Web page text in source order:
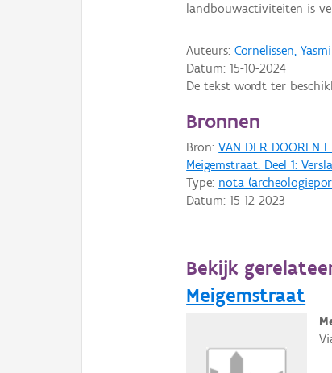
landbouwactiviteiten is
Auteurs:Cornelissen,
Datum:15-10-2024
De tekst wordt ter
Bronnen
Bron:VAN DER DOOREN
Meigemstraat. Deel 1:
Type: nota
Datum:15-12-2023
Bekijk
Meigemstraat